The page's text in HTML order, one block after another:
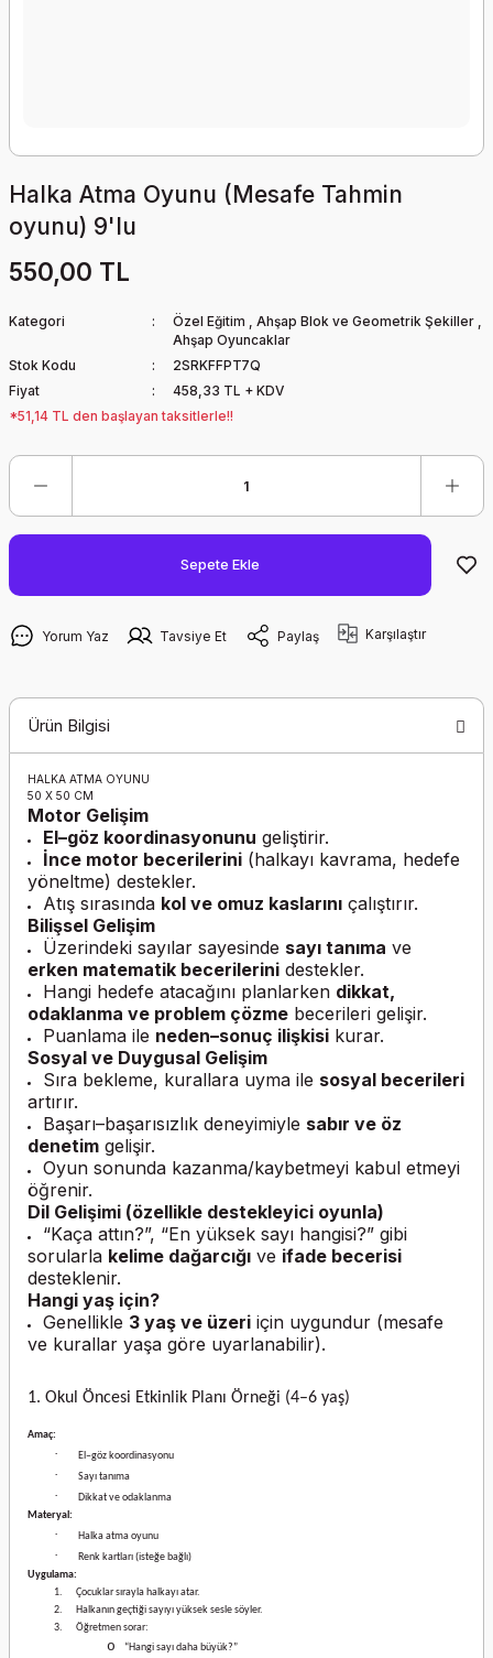
Halka Atma Oyunu (Mesafe Tahmin
oyunu) 9'lu
550,00 TL
Kategori Özel Eğitim , Ahşap Blok ve Geometrik Şekiller ,
Ahşap Oyuncaklar
Stok Kodu
2SRKFFPT7Q
Fiyat
458,33 TL + KDV
*51,14 TL den başlayan taksitlerle!!
Sepete Ekle
Yorum Yaz Tavsiye Et Paylaş Karşılaştır
Ürün Bilgisi
HALKA ATMA OYUNU
50 X 50 CM
Motor Gelişim
El–göz koordinasyonunu geliştirir.
İnce motor becerilerini (halkayı kavrama, hedefe
yöneltme) destekler.
Atış sırasında kol ve omuz kaslarını çalıştırır.
Bilişsel Gelişim
Üzerindeki sayılar sayesinde sayı tanıma ve
erken matematik becerilerini destekler.
Hangi hedefe atacağını planlarken dikkat,
odaklanma ve problem çözme becerileri gelişir.
Puanlama ile neden–sonuç ilişkisi kurar.
Sosyal ve Duygusal Gelişim
Sıra bekleme, kurallara uyma ile sosyal becerileri
artırır.
Başarı–başarısızlık deneyimiyle sabır ve öz
denetim gelişir.
Oyun sonunda kazanma/kaybetmeyi kabul etmeyi
öğrenir.
Dil Gelişimi (özellikle destekleyici oyunla)
“Kaça attın?”, “En yüksek sayı hangisi?” gibi
sorularla kelime dağarcığı ve ifade becerisi
desteklenir.
Hangi yaş için?
Genellikle 3 yaş ve üzeri için uygundur (mesafe
ve kurallar yaşa göre uyarlanabilir).
1. Okul Öncesi Etkinlik Planı Örneği (4–6 yaş)
Amaç:
· El–göz koordinasyonu
· Sayı tanıma
·
Dikkat ve odaklanma
Materyal:
· Halka atma oyunu
·
Renk kartları (isteğe bağlı)
Uygulama:
1.
Çocuklar sırayla halkayı atar.
2.
Halkanın geçtiği sayıyı yüksek sesle söyler.
3.
Öğretmen sorar:
o “Hangi sayı daha büyük?”